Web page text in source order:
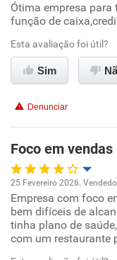
Oportunidade de
Ambiente de trabalho
Conciliação com a
Recomenda esta
Recomenda a
Ótima empresa para
função de
Esta avaliação foi útil?
Sim
Denunciar
Foco em vendas
Oportunidade de
Ambiente de trabalho
25 Fevereiro 2026.
Empresa com foco
bem difíceis de
tinha plano de
com um restaurante